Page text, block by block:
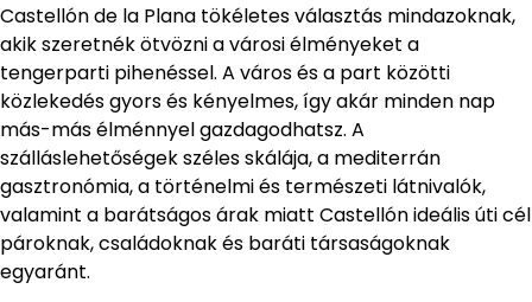
Castellón de la Plana tökéletes választás mindazoknak,
akik szeretnék ötvözni a városi élményeket a
tengerparti pihenéssel. A város és a part közötti
közlekedés gyors és kényelmes, így akár minden nap
más-más élménnyel gazdagodhatsz. A
szálláslehetőségek széles skálája, a mediterrán
gasztronómia, a történelmi és természeti látnivalók,
valamint a barátságos árak miatt Castellón ideális úti cél
pároknak, családoknak és baráti társaságoknak
egyaránt.